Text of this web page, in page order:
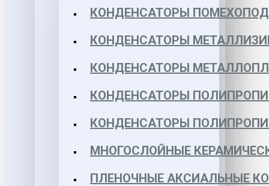
КОНДЕНСАТОРЫ
КОНДЕНСАТОРЫ
КОНДЕНСАТОРЫ
КОНДЕНСАТОРЫ
КОНДЕНСАТОРЫ
МНОГОСЛОЙНЫЕ
ПЛЕНОЧНЫЕ АКСИАЛЬНЫЕ